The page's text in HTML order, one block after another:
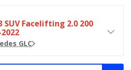
SUV Facelifting 2.0 200
GLC